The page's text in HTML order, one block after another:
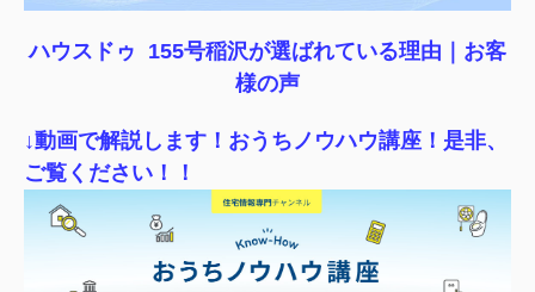
ハウスドゥ 155号稲沢が選ばれている理由｜ お客
様の声
↓動画で解説します！おうちノウハウ講座！是非、
ご覧ください！！